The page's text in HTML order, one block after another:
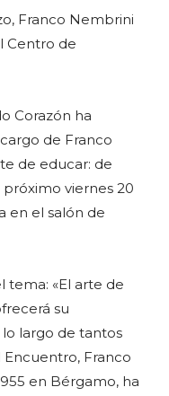
Franco Nembrini
Centro de
Corazón ha
de Franco
de educar: de
próximo viernes 20
en el salón de
tema: «El arte de
su
largo de tantos
Franco
en Bérgamo, ha